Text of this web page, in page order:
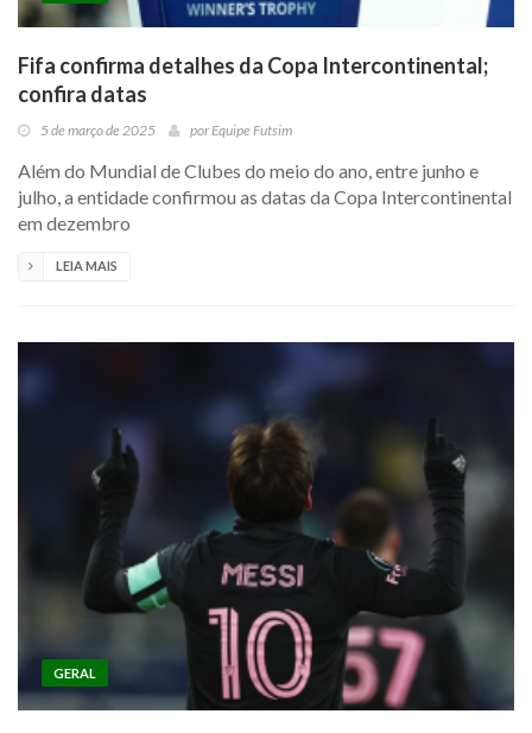
Fifa confirma detalhes da Copa Intercontinental;
confira datas
5 de março de 2025 porEquipe Futsim
Além do Mundial de Clubes do meio do ano, entre junho e
julho, a entidade confirmou as datas da Copa Intercontinental
em dezembro
LEIA MAIS
GERAL